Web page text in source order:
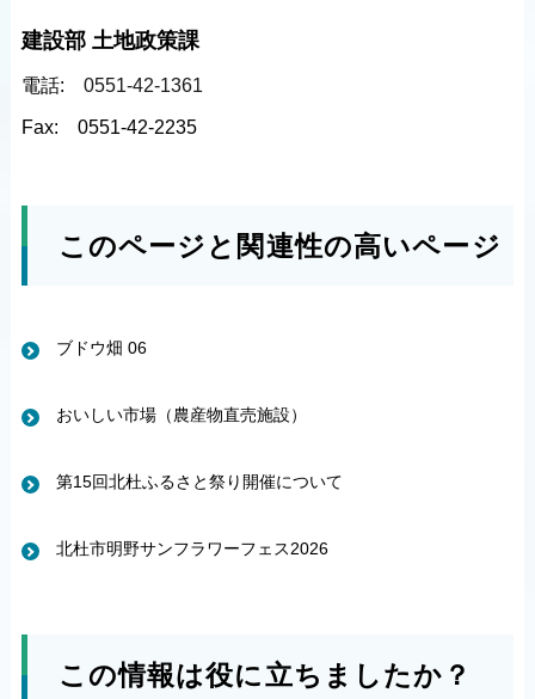
建設部 土地政策課
電話: 0551-42-1361
Fax: 0551-42-2235
このページと関連性の高いページ
ブドウ畑 06
おいしい市場（農産物直売施設）
第15回北杜ふるさと祭り開催について
北杜市明野サンフラワーフェス2026
この情報は役に立ちましたか？